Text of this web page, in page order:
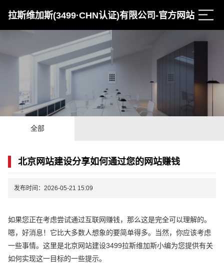
拉斯维加斯(3499·CHN认证)有限公司-官方网站
全部
北京网站建设分享如何通过您的网站赚钱
发布时间：2026-05-21 15:09
如果您正在考虑尝试通过互联网赚钱，那么这是完全可以理解的。
嗯，好消息！它比大多数人想象的要简单得多。当然，你应该考虑
一些事情。这里是北京网站建设3499拉斯维加斯小编为您提供有关
如何实现这一目标的一些提示。